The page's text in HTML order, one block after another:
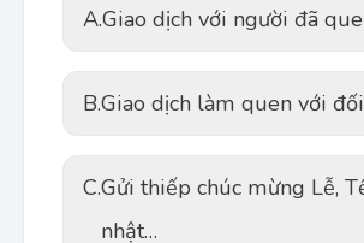
A.Giao dịch với người đã
B.Giao dịch làm quen với
C.Gửi thiếp chúc mừng Lễ,
nhật…